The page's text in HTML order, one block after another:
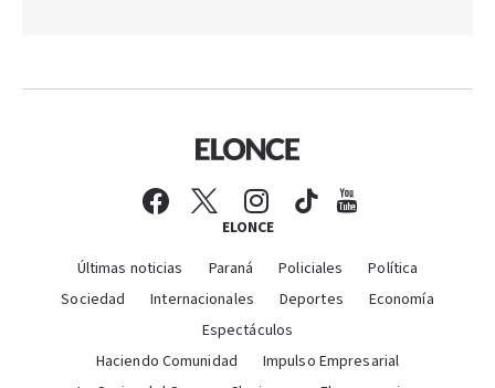
ELONCE
Últimas noticias Paraná Policiales
Política
Sociedad
Internacionales Deportes
Economía
Espectáculos
Haciendo Comunidad
Impulso Empresarial